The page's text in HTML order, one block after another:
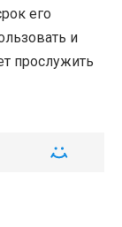
его
и
прослужить